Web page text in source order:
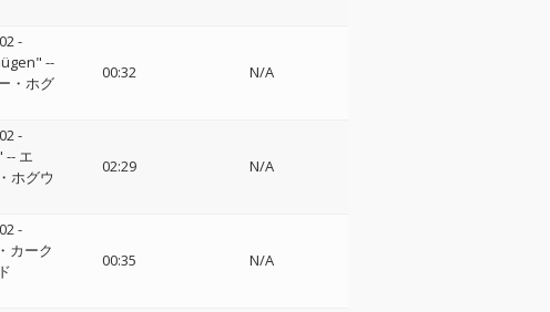
-
--
・ホグ
00:32 N/A
-
-- エ
ホグウ
02:29 N/A
-
カーク
00:35 N/A